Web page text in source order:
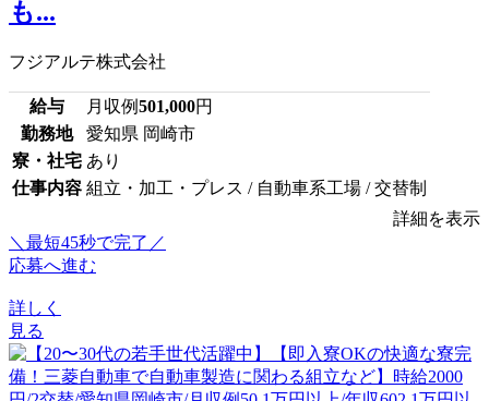
も...
フジアルテ株式会社
給与 月収例501,000円
勤務地
愛知県 岡崎市
寮・社宅 あり
仕事内容 組立・加工・プレス / 自動車系工場 / 交替制
詳細を表示
＼最短45秒で完了／
応募へ進む
詳しく
見る